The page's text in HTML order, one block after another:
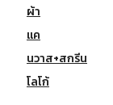
ผ้า
แค
นวาส+สกรีน
โลโก้